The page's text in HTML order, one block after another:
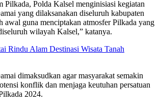
Pilkada, Polda Kalsel menginisiasi kegiatan
yang dilaksanakan diseluruh kabupaten
awal guna menciptakan atmosfer Pilkada yang
wilayah Kalsel,” katanya.
Rindu Alam Destinasi Wisata Tanah
dimaksudkan agar masyarakat semakin
konflik dan menjaga keutuhan persatuan
2024.